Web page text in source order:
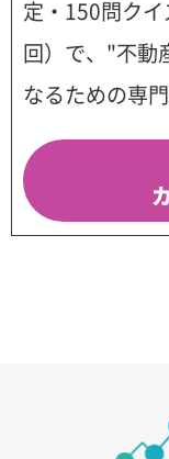
定・150問ク
回）で、"不動
なるための専